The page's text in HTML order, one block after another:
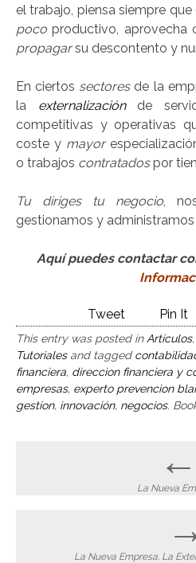
el trabajo, piensa siempre que
poco productivo, aprovecha
propagarsu descontento y
En ciertos sectoresde la
la externalizaciónde
competitivas y operativas
coste y mayor
o trabajos contratadospor
Tu diriges tu negocio,
gestionamos y administramos
Aquí puedes contactar
Tweet Pin It
This entry was posted in Artículos,
Tutorialesand tagged
financiera, direccion financiera y
empresas, experto prevencion
gestion, innovación, negocios.
navigation
←
La Nueva
La Nueva Empresa. La